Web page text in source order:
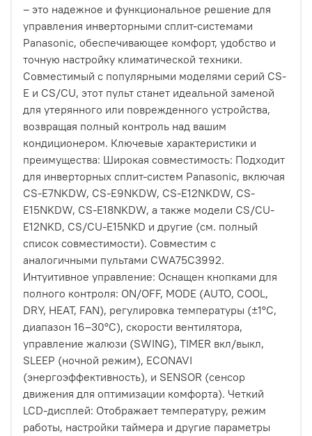
– это надежное и функциональное решение для
управления инверторными сплит-системами
Panasonic, обеспечивающее комфорт, удобство и
точную настройку климатической техники.
Совместимый с популярными моделями серий CS-
E и CS/CU, этот пульт станет идеальной заменой
для утерянного или поврежденного устройства,
возвращая полный контроль над вашим
кондиционером. Ключевые характеристики и
преимущества: Широкая совместимость: Подходит
для инверторных сплит-систем Panasonic, включая
CS-E7NKDW, CS-E9NKDW, CS-E12NKDW, CS-
E15NKDW, CS-E18NKDW, а также модели CS/CU-
E12NKD, CS/CU-E15NKD и другие (см. полный
список совместимости). Совместим с
аналогичными пультами CWA75C3992.
Интуитивное управление: Оснащен кнопками для
полного контроля: ON/OFF, MODE (AUTO, COOL,
DRY, HEAT, FAN), регулировка температуры (±1°C,
диапазон 16–30°C), скорости вентилятора,
управление жалюзи (SWING), TIMER вкл/выкл,
SLEEP (ночной режим), ECONAVI
(энергоэффективность), и SENSOR (сенсор
движения для оптимизации комфорта). Четкий
LCD-дисплей: Отображает температуру, режим
работы, настройки таймера и другие параметры